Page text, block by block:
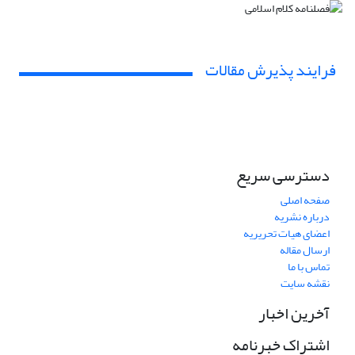
فرایند پذیرش مقالات
دسترسی سریع
صفحه اصلی
درباره نشریه
اعضای هیات تحریریه
ارسال مقاله
تماس با ما
نقشه سایت
آخرین اخبار
اشتراک خبرنامه